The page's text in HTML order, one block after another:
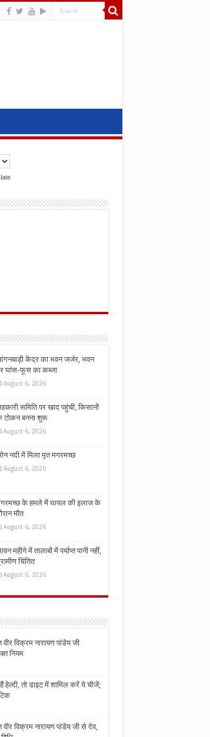
केंद्र का भवन जर्जर, भवन
घांस-फूस का कब्जा
August 6, 2026
समिति पर खाद पहुंची, किसानों
टोकन बनना शुरू
August 6, 2026
नदी में मिला मृत मगरमच्छ
August 6, 2026
के हमले में घायल की इलाज के
मौत
August 6, 2026
महीने में तालाबों में पर्याप्त पानी नहीं,
चिंतित
August 6, 2026
विक्रम नारायण पांडेय जी
नियम
हेल्दी, तो डाइट में शामिल करें ये चीजें;
विक्रम नारायण पांडेय जी से देव,